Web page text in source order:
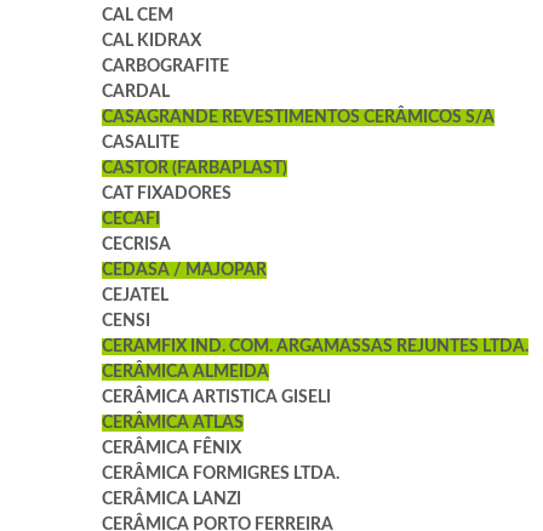
CAL CEM
CAL KIDRAX
CARBOGRAFITE
CARDAL
CASAGRANDE REVESTIMENTOS CERÂMICOS S/A
CASALITE
CASTOR (FARBAPLAST)
CAT FIXADORES
CECAFI
CECRISA
CEDASA / MAJOPAR
CEJATEL
CENSI
CERAMFIX IND. COM. ARGAMASSAS REJUNTES LTDA.
CERÂMICA ALMEIDA
CERÂMICA ARTISTICA GISELI
CERÂMICA ATLAS
CERÂMICA FÊNIX
CERÂMICA FORMIGRES LTDA.
CERÂMICA LANZI
CERÂMICA PORTO FERREIRA